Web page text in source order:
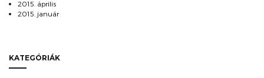
2015. április
2015. január
KATEGÓRIÁK